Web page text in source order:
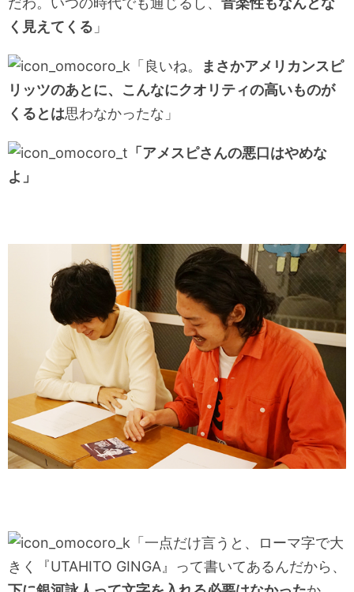
く見えてくる 」
「良いね。
まさかアメリカンスピ
リッツのあとに、こんなにクオリティの高いものが
くるとは思わなかったな」
「アメスピさんの悪口はやめな
よ」
「一点だけ言うと、ローマ字で大
きく『UTAHITO GINGA』って書いてあるんだから、